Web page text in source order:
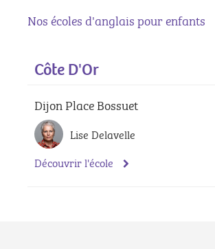
Nos écoles d'anglais pour enfants
Côte D'Or
Dijon Place Bossuet
Lise Delavelle
Découvrir l'école